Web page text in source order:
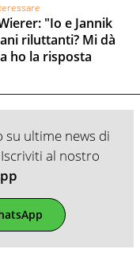
"Io e Jannik
riluttanti? Mi dà
ho la risposta
su ultime news di
al nostro